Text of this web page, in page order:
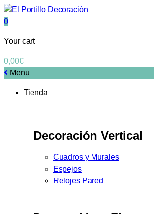
0
Your cart
0,00€
Menu
Tienda
Decoración Vertical
Cuadros y Murales
Espejos
Relojes Pared